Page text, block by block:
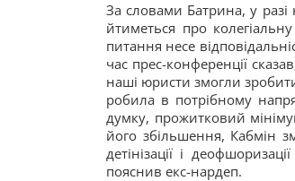
За словами Батрина, у разі
йтиметься про
питання несе
час прес-конференції
наші юристи змогли
робила в потрібному
думку, прожитковий
його збільшення, Кабмін
детінізації і
пояснив екс-нардеп.